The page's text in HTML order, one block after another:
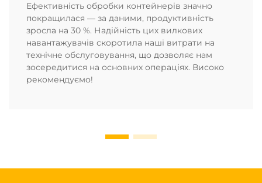
Ефективність обробки контейнерів значно
покращилася — за даними, продуктивність
зросла на 30 %. Надійність цих вилкових
навантажувачів скоротила наші витрати на
технічне обслуговування, що дозволяє нам
зосередитися на основних операціях. Високо
рекомендуємо!